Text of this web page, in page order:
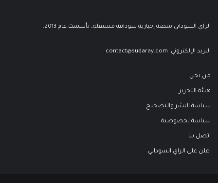
الراي السوداني منصة إخبارية سودانية مستقلة، تأسست عام 2013.
البريد الإلكتروني: contact@sudaray.com
من نحن
هيئة التحرير
سياسة النشر والتصحيح
سياسة لخصوصية
اتصل بنا
اعلن على الراي السوداني